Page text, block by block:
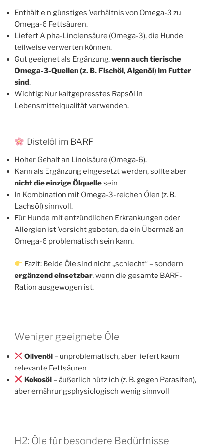
Enthält ein günstiges Verhältnis von Omega-3 zu
Omega-6 Fettsäuren.
Liefert Alpha-Linolensäure (Omega-3), die Hunde
teilweise verwerten können.
Gut geeignet als Ergänzung,wenn auch tierische
Omega-3-Quellen (z. B. Fischöl, Algenöl) im Futter
sind.
Wichtig: Nur kaltgepresstes Rapsöl in
Lebensmittelqualität verwenden.
Distelöl im BARF
Hoher Gehalt an Linolsäure (Omega-6).
Kann als Ergänzung eingesetzt werden, sollte aber
nicht die einzige Ölquellesein.
In Kombination mit Omega-3-reichen Ölen (z. B.
Lachsöl) sinnvoll.
Für Hunde mit entzündlichen Erkrankungen oder
Allergien ist Vorsicht geboten, da ein Übermaß an
Omega-6 problematisch sein kann.
Fazit: Beide Öle sind nicht „schlecht“ – sondern
ergänzend einsetzbar, wenn die gesamte BARF-
Ration ausgewogen ist.
Weniger geeignete Öle
Olivenöl – unproblematisch, aber liefert kaum
relevante Fettsäuren
Kokosöl – äußerlich nützlich (z. B. gegen Parasiten),
aber ernährungsphysiologisch wenig sinnvoll
H2: Öle für besondere Bedürfnisse